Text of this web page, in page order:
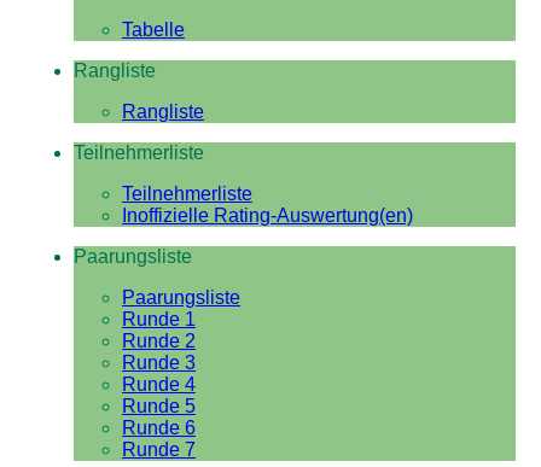
Tabelle
Rangliste
Rangliste
Teilnehmerliste
Teilnehmerliste
Inoffizielle Rating-Auswertung(en)
Paarungsliste
Paarungsliste
Runde 1
Runde 2
Runde 3
Runde 4
Runde 5
Runde 6
Runde 7